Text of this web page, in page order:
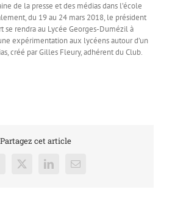
de la presse et des médias dans l’école
du 19 au 24 mars 2018, le président
se rendra au Lycée Georges-Dumézil à
expérimentation aux lycéens autour d’un
créé par Gilles Fleury, adhérent du Club.
Partagez cet article
X LinkedInEmail